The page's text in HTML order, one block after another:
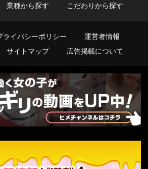
業種から探す こだわりから探す
ライバシーポリシー
運営者情報
サイトマップ 広告掲載について